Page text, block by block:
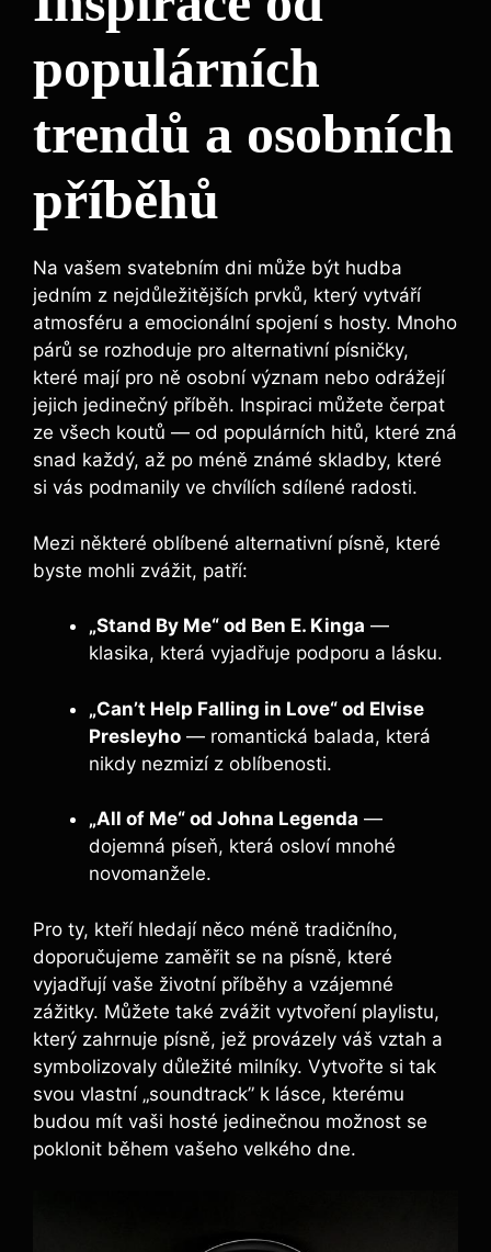
populárních
trendů a osobních
příběhů
Na vašem svatebním dni může být hudba
jedním z nejdůležitějších prvků, který vytváří
atmosféru a emocionální spojení s hosty. Mnoho
párů se rozhoduje pro alternativní písničky,
které mají pro ně osobní význam nebo odrážejí
jejich jedinečný příběh. Inspiraci můžete čerpat
ze všech koutů — od populárních hitů, které zná
snad každý, až po méně známé skladby, které
si vás podmanily ve chvílích sdílené radosti.
Mezi některé oblíbené alternativní písně, které
byste mohli zvážit, patří:
„Stand By Me“ od Ben E. Kinga —
klasika, která vyjadřuje podporu a lásku.
„Can’t Help Falling in Love“ od Elvise
Presleyho — romantická balada, která
nikdy nezmizí z oblíbenosti.
„All of Me“ od Johna Legenda —
dojemná píseň, která osloví mnohé
novomanžele.
Pro ty, kteří hledají něco méně tradičního,
doporučujeme zaměřit se na písně, které
vyjadřují vaše životní příběhy a vzájemné
zážitky. Můžete také zvážit vytvoření playlistu,
který zahrnuje písně, jež provázely váš vztah a
symbolizovaly důležité milníky. Vytvořte si tak
svou vlastní „soundtrack” k lásce, kterému
budou mít vaši hosté jedinečnou možnost se
poklonit během vašeho velkého dne.